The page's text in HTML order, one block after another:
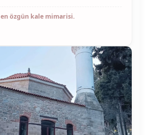
en özgün kale mimarisi.